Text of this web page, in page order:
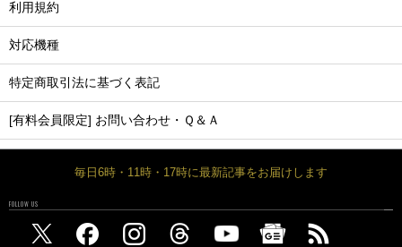
利用規約
対応機種
特定商取引法に基づく表記
[有料会員限定] お問い合わせ・Ｑ＆Ａ
毎日6時・11時・17時に最新記事をお届けします
FOLLOW US